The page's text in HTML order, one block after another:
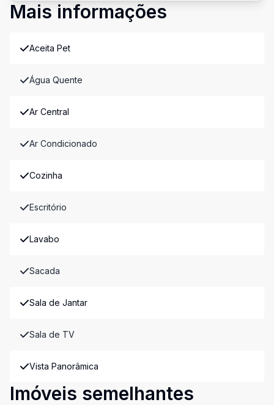
Mais informações
Aceita Pet
Água Quente
Ar Central
Ar Condicionado
Cozinha
Escritório
Lavabo
Sacada
Sala de Jantar
Sala de TV
Vista Panorâmica
Imóveis semelhantes